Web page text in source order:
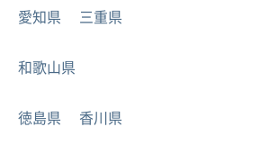
愛知県 三重県
和歌山県
徳島県
香川県